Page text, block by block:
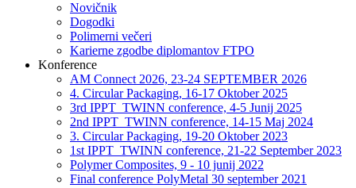
Novičnik
Dogodki
Polimerni večeri
Karierne zgodbe diplomantov FTPO
Konference
AM Connect 2026, 23-24 SEPTEMBER 2026
4. Circular Packaging, 16-17 Oktober 2025
3rd IPPT_TWINN conference, 4-5 Junij 2025
2nd IPPT_TWINN conference, 14-15 Maj 2024
3. Circular Packaging, 19-20 Oktober 2023
1st IPPT_TWINN conference, 21-22 September 2023
Polymer Composites, 9 - 10 junij 2022
Final conference PolyMetal 30 september 2021